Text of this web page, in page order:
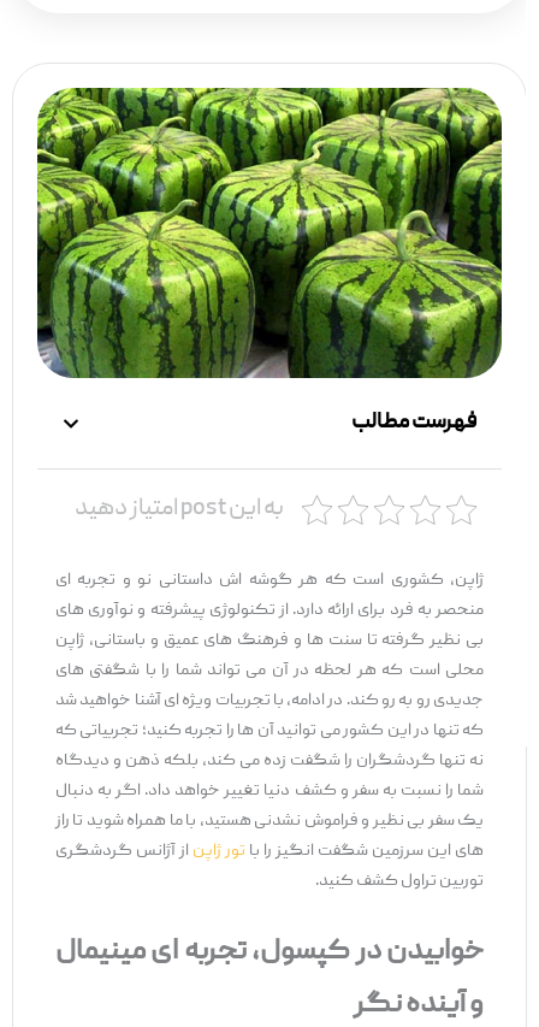
فهرست مطالب
به این post امتیاز دهید
ژاپن، کشوری است که هر گوشه ‌اش داستانی نو و تجربه ‌ای
منحصر به فرد برای ارائه دارد. از تکنولوژی پیشرفته و نوآوری‌ های
بی ‌نظیر گرفته تا سنت ‌ها و فرهنگ ‌های عمیق و باستانی، ژاپن
محلی است که هر لحظه در آن می ‌تواند شما را با شگفتی ‌های
جدیدی رو به ‌رو کند. در ادامه، با تجربیات ویژه ‌ای آشنا خواهید شد
که تنها در این کشور می ‌توانید آن‌ ها را تجربه کنید؛ تجربیاتی که
نه ‌تنها گردشگران را شگفت‌ زده می ‌کند، بلکه ذهن و دیدگاه
شما را نسبت به سفر و کشف دنیا تغییر خواهد داد. اگر به دنبال
یک سفر بی ‌نظیر و فراموش ‌نشدنی هستید، با ما همراه شوید تا راز
های این سرزمین شگفت ‌انگیز را با تور ژاپناز آژانس گردشگری
توربین تراول کشف کنید.
خوابیدن در کپسول، تجربه‌ ای مینیمال
و آینده ‌نگر